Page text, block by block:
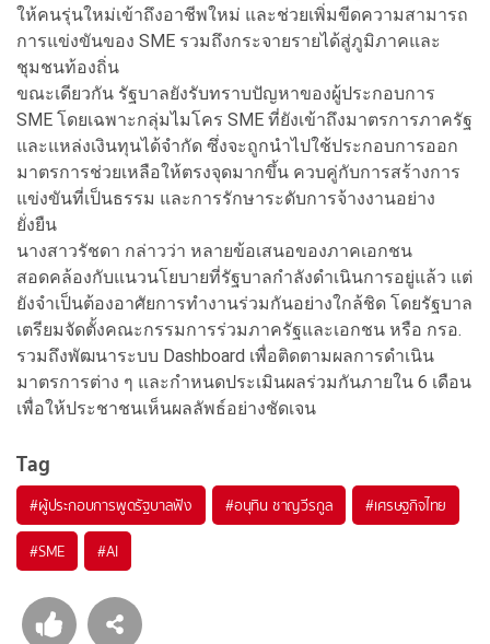
ให้คนรุ่นใหม่เข้าถึงอาชีพใหม่ และช่วยเพิ่มขีดความสามารถ
การแข่งขันของ SME รวมถึงกระจายรายได้สู่ภูมิภาคและ
ชุมชนท้องถิ่น
ขณะเดียวกัน รัฐบาลยังรับทราบปัญหาของผู้ประกอบการ
SME โดยเฉพาะกลุ่มไมโคร SME ที่ยังเข้าถึงมาตรการภาครัฐ
และแหล่งเงินทุนได้จำกัด ซึ่งจะถูกนำไปใช้ประกอบการออก
มาตรการช่วยเหลือให้ตรงจุดมากขึ้น ควบคู่กับการสร้างการ
แข่งขันที่เป็นธรรม และการรักษาระดับการจ้างงานอย่าง
ยั่งยืน
นางสาวรัชดา กล่าวว่า หลายข้อเสนอของภาคเอกชน
สอดคล้องกับแนวนโยบายที่รัฐบาลกำลังดำเนินการอยู่แล้ว แต่
ยังจำเป็นต้องอาศัยการทำงานร่วมกันอย่างใกล้ชิด โดยรัฐบาล
เตรียมจัดตั้งคณะกรรมการร่วมภาครัฐและเอกชน หรือ กรอ.
รวมถึงพัฒนาระบบ Dashboard เพื่อติดตามผลการดำเนิน
มาตรการต่าง ๆ และกำหนดประเมินผลร่วมกันภายใน 6 เดือน
เพื่อให้ประชาชนเห็นผลลัพธ์อย่างชัดเจน
Tag
#ผู้ประกอบการพูดรัฐบาลฟัง #อนุทิน ชาญวีรกูล #เศรษฐกิจไทย
#SME #AI